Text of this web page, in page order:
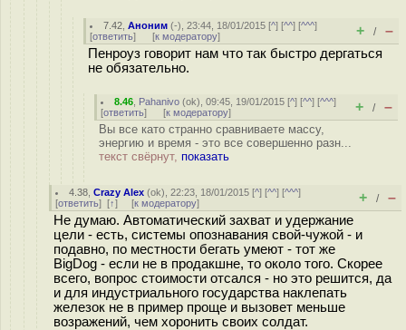
7.42 ,Аноним (-), 23:44, 18/01/2015 [^] [^^] [^^^]
[ответить] [к модератору] + / –
Пенроуз говорит нам что так быстро дергаться
не обязательно.
8.46 Pahanivo (ok), 09:45, 19/01/2015 [^] [^^] [^^^]
[ответить] [к модератору] + / –
Вы все като странно сравниваете массу,
энергию и время - это все совершенно разн...
текст свёрнут, показать
4.38 ,Crazy Alex (ok), 22:23, 18/01/2015 [^] [^^] [^^^]
[ответить] [↑] [к модератору] + / –
Не думаю. Автоматический захват и удержание
цели - есть, системы опознавания свой-чужой - и
подавно, по местности бегать умеют - тот же
BigDog - если не в продакшне, то около того. Скорее
всего, вопрос стоимости отсался - но это решится, да
и для индустриального государства наклепать
железок не в пример проще и вызовет меньше
возражений, чем хоронить своих солдат.